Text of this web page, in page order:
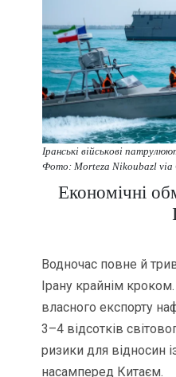
Іранські військові
Фото: Morteza Nikoubazl via
Економічні
Водночас повне й
Ірану крайнім
власного експорту
3–4 відсотків
ризики для відносин
насамперед Китаєм.